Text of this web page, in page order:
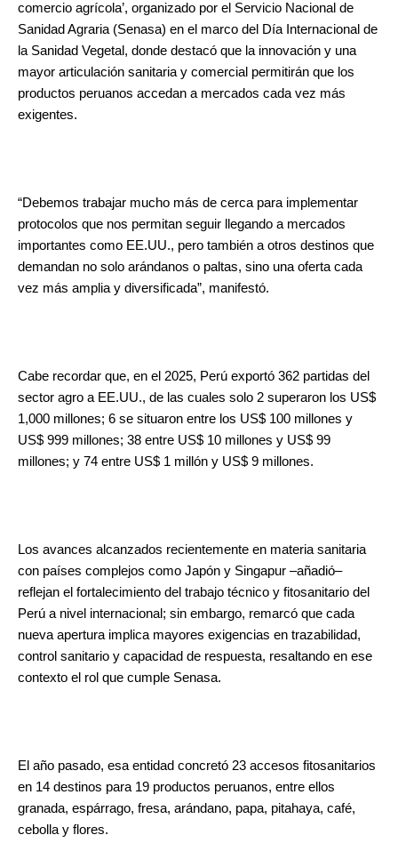
comercio agrícola’, organizado por el Servicio Nacional de
Sanidad Agraria (Senasa) en el marco del Día Internacional de
la Sanidad Vegetal, donde destacó que la innovación y una
mayor articulación sanitaria y comercial permitirán que los
productos peruanos accedan a mercados cada vez más
exigentes.
“Debemos trabajar mucho más de cerca para implementar
protocolos que nos permitan seguir llegando a mercados
importantes como EE.UU., pero también a otros destinos que
demandan no solo arándanos o paltas, sino una oferta cada
vez más amplia y diversificada”, manifestó.
Cabe recordar que, en el 2025, Perú exportó 362 partidas del
sector agro a EE.UU., de las cuales solo 2 superaron los US$
1,000 millones; 6 se situaron entre los US$ 100 millones y
US$ 999 millones; 38 entre US$ 10 millones y US$ 99
millones; y 74 entre US$ 1 millón y US$ 9 millones.
Los avances alcanzados recientemente en materia sanitaria
con países complejos como Japón y Singapur –añadió–
reflejan el fortalecimiento del trabajo técnico y fitosanitario del
Perú a nivel internacional; sin embargo, remarcó que cada
nueva apertura implica mayores exigencias en trazabilidad,
control sanitario y capacidad de respuesta, resaltando en ese
contexto el rol que cumple Senasa.
El año pasado, esa entidad concretó 23 accesos fitosanitarios
en 14 destinos para 19 productos peruanos, entre ellos
granada, espárrago, fresa, arándano, papa, pitahaya, café,
cebolla y flores.